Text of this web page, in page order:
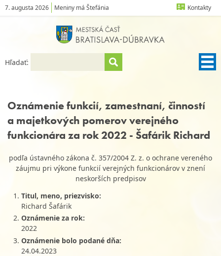
7. augusta 2026 Meniny má Štefánia Kontakty
Hľadať:
Oznámenie funkcií, zamestnaní, činností
a majetkových pomerov verejného
funkcionára za rok 2022 - Šafárik Richard
podľa ústavného zákona č. 357/2004 Z. z. o ochrane vereného
záujmu pri výkone funkcií verejných funkcionárov v znení
neskorších predpisov
Titul, meno, priezvisko:
Richard Šafárik
Oznámenie za rok:
2022
Oznámenie bolo podané dňa:
24.04.2023